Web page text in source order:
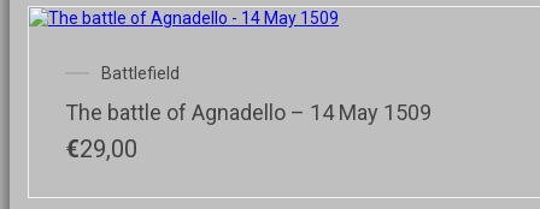
€25,00.€15,00.
Battlefield
The battle of Agnadello – 14 May 1509
€29,00